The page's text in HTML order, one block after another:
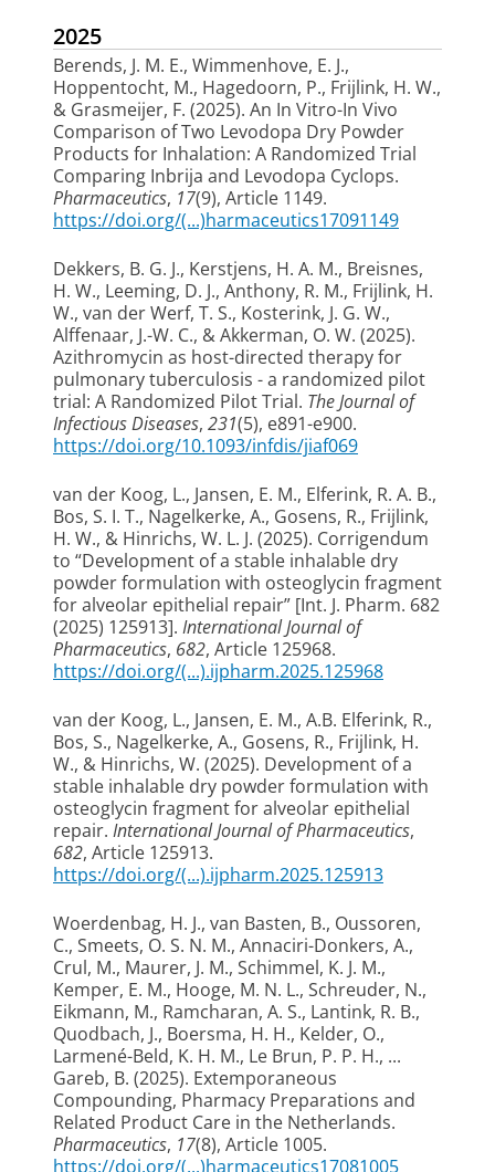
2025
Berends, J. M. E., Wimmenhove, E. J.,
Hoppentocht, M., Hagedoorn, P., Frijlink, H. W.,
& Grasmeijer, F. (2025). An In Vitro-In Vivo
Comparison of Two Levodopa Dry Powder
Products for Inhalation: A Randomized Trial
Comparing Inbrija and Levodopa Cyclops.
Pharmaceutics, 17(9), Article 1149.
https://doi.org/(...)harmaceutics17091149
Dekkers, B. G. J., Kerstjens, H. A. M., Breisnes,
H. W., Leeming, D. J., Anthony, R. M., Frijlink, H.
W., van der Werf, T. S., Kosterink, J. G. W.,
Alffenaar, J.-W. C., & Akkerman, O. W. (2025).
Azithromycin as host-directed therapy for
pulmonary tuberculosis - a randomized pilot
trial: A Randomized Pilot Trial. The Journal of
Infectious Diseases, 231(5), e891-e900.
https://doi.org/10.1093/infdis/jiaf069
van der Koog, L., Jansen, E. M., Elferink, R. A. B.,
Bos, S. I. T., Nagelkerke, A., Gosens, R., Frijlink,
H. W., & Hinrichs, W. L. J. (2025). Corrigendum
to “Development of a stable inhalable dry
powder formulation with osteoglycin fragment
for alveolar epithelial repair” [Int. J. Pharm. 682
(2025) 125913]. International Journal of
Pharmaceutics, 682, Article 125968.
https://doi.org/(...).ijpharm.2025.125968
van der Koog, L., Jansen, E. M., A.B. Elferink, R.,
Bos, S., Nagelkerke, A., Gosens, R., Frijlink, H.
W., & Hinrichs, W. (2025). Development of a
stable inhalable dry powder formulation with
osteoglycin fragment for alveolar epithelial
repair. International Journal of Pharmaceutics,
682, Article 125913.
https://doi.org/(...).ijpharm.2025.125913
Woerdenbag, H. J., van Basten, B., Oussoren,
C., Smeets, O. S. N. M., Annaciri-Donkers, A.,
Crul, M., Maurer, J. M., Schimmel, K. J. M.,
Kemper, E. M., Hooge, M. N. L., Schreuder, N.,
Eikmann, M., Ramcharan, A. S., Lantink, R. B.,
Quodbach, J., Boersma, H. H., Kelder, O.,
Larmené-Beld, K. H. M., Le Brun, P. P. H., ...
Gareb, B. (2025). Extemporaneous
Compounding, Pharmacy Preparations and
Related Product Care in the Netherlands.
Pharmaceutics, 17(8), Article 1005.
https://doi.org/(...)harmaceutics17081005